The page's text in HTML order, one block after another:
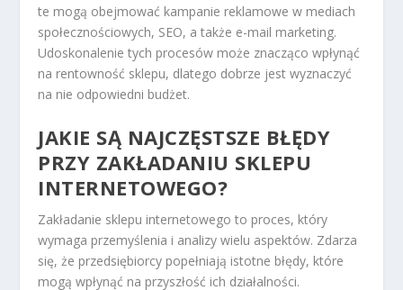
te mogą obejmować kampanie reklamowe w mediach
społecznościowych, SEO, a także e-mail marketing.
Udoskonalenie tych procesów może znacząco wpłynąć
na rentowność sklepu, dlatego dobrze jest wyznaczyć
na nie odpowiedni budżet.
JAKIE SĄ NAJCZĘSTSZE BŁĘDY
PRZY ZAKŁADANIU SKLEPU
INTERNETOWEGO?
Zakładanie sklepu internetowego to proces, który
wymaga przemyślenia i analizy wielu aspektów. Zdarza
się, że przedsiębiorcy popełniają istotne błędy, które
mogą wpłynąć na przyszłość ich działalności.